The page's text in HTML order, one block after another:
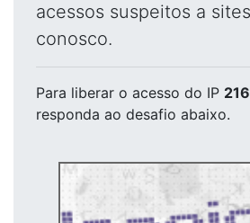
acessos suspeitos a
conosco.
Para liberar o acesso do IP
responda ao desafio abaixo.